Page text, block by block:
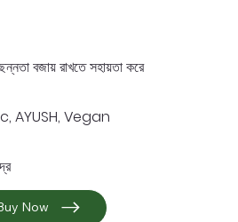
বজায় রাখতে সহায়তা করে
AYUSH, Vegan
Now